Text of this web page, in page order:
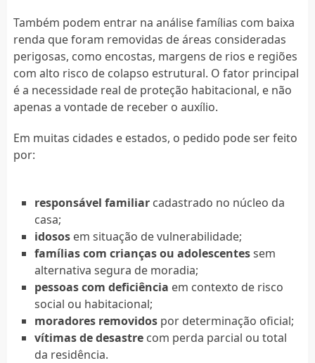
Também podem entrar na análise famílias com baixa
renda que foram removidas de áreas consideradas
perigosas, como encostas, margens de rios e regiões
com alto risco de colapso estrutural. O fator principal
é a necessidade real de proteção habitacional, e não
apenas a vontade de receber o auxílio.
Em muitas cidades e estados, o pedido pode ser feito
por:
responsável familiarcadastrado no núcleo da
casa;
idososem situação de vulnerabilidade;
famílias com crianças ou adolescentessem
alternativa segura de moradia;
pessoas com deficiência em contexto de risco
social ou habitacional;
moradores removidospor determinação oficial;
vítimas de desastrecom perda parcial ou total
da residência.